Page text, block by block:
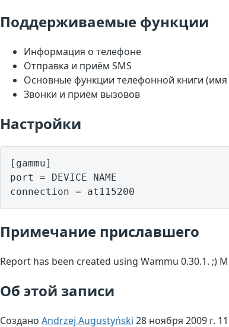
Поддерживаемые функции
Информация о телефоне
Отправка и приём SMS
Основные функции телефонной книги
Звонки и приём вызовов
Настройки
[gammu]
port = DEVICE NAME
Примечание приславшего
Report has been created using Wammu 0.30.1. ;)
Об этой записи
Создано Andrzej Augustyński 28 ноября 2009 г.